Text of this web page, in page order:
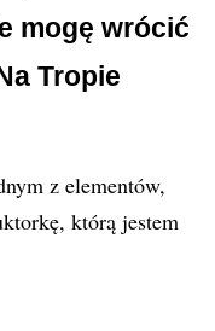
mogę wrócić
Tropie
z elementów,
którą jestem